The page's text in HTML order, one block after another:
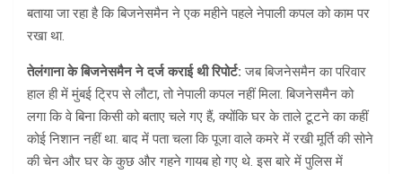
बताया जा रहा है कि बिजनेसमैन ने एक महीने पहले नेपाली कपल को काम पर
रखा था.
तेलंगाना के बिजनेसमैन ने दर्ज कराई थी रिपोर्ट:जब बिजनेसमैन का परिवार
हाल ही में मुंबई ट्रिप से लौटा, तो नेपाली कपल नहीं मिला. बिजनेसमैन को
लगा कि वे बिना किसी को बताए चले गए हैं, क्योंकि घर के ताले टूटने का कहीं
कोई निशान नहीं था. बाद में पता चला कि पूजा वाले कमरे में रखी मूर्ति की सोने
की चेन और घर के कुछ और गहने गायब हो गए थे. इस बारे में पुलिस में